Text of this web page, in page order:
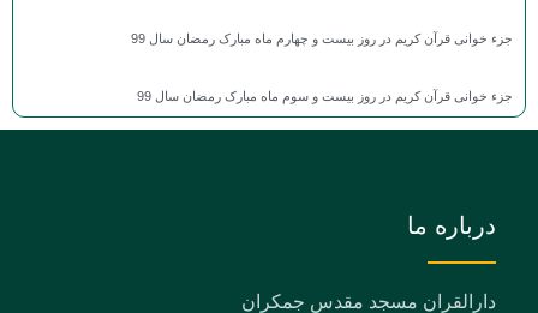
جزء خوانی قرآن کریم در روز بیست و چهارم ماه مبارک رمضان سال 99
جزء خوانی قرآن کریم در روز بیست و سوم ماه مبارک رمضان سال 99
درباره ما
دارالقران مسجد مقدس جمکران